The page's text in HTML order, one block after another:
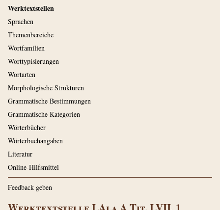
Werktextstellen
Sprachen
Themenbereiche
Wortfamilien
Worttypisierungen
Wortarten
Morphologische Strukturen
Grammatische Bestimmungen
Grammatische Kategorien
Wörterbücher
Wörterbuchangaben
Literatur
Online-Hilfsmittel
Feedback geben